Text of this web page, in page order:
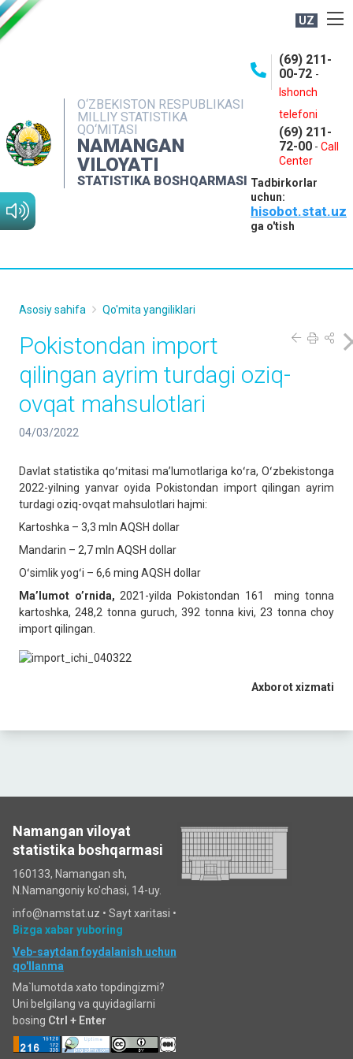
UZ
O‘ZBEKISTON RESPUBLIKASI
MILLIY STATISTIKA
QO‘MITASI
NAMANGAN
VILOYATI
STATISTIKA BOSHQARMASI
(69) 211-
00-72 -
Ishonch
telefoni
(69) 211-
72-00 - Call
Center
Tadbirkorlar
uchun:
hisobot.stat.uz
ga o'tish
NASHRLAR
INTERAKTIV XIZMATLAR
MATBUOT XIZMATI
MUROJAATLAR
Asosiy sahifa Qo'mita yangiliklari
Pokistondan import
qilingan ayrim turdagi oziq-
ovqat mahsulotlari
04/03/2022
Davlat statistika qoʻmitasi maʼlumotlariga koʻra, Oʻzbekistonga
2022-yilning yanvar oyida Pokistondan import qilingan ayrim
turdagi oziq-ovqat mahsulotlari hajmi:
Kartoshka – 3,3 mln AQSH dollar
Mandarin – 2,7 mln AQSH dollar
Oʻsimlik yogʻi – 6,6 ming AQSH dollar
Ma’lumot o’rnida, 2021-yilda Pokistondan 161 ming tonna
kartoshka, 248,2 tonna guruch, 392 tonna kivi, 23 tonna choy
import qilingan.
Axborot xizmati
Namangan viloyat
statistika boshqarmasi
160133, Namangan sh,
N.Namangoniy ko'chasi, 14-uy.
info@namstat.uz • Sayt xaritasi •
Bizga xabar yuboring
Veb-saytdan foydalanish uchun
qo'llanma
Ma`lumotda xato topdingizmi?
Uni belgilang va quyidagilarni
bosing Ctrl + Enter